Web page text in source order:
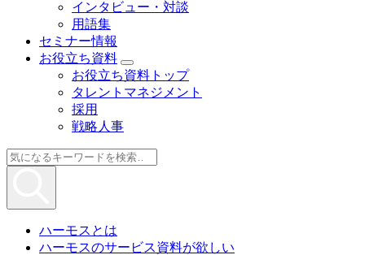
インタビュー・対談
用語集
セミナー情報
お役立ち資料
お役立ち資料トップ
タレントマネジメント
採用
戦略人事
ハーモスとは
ハーモスのサービス資料が欲しい